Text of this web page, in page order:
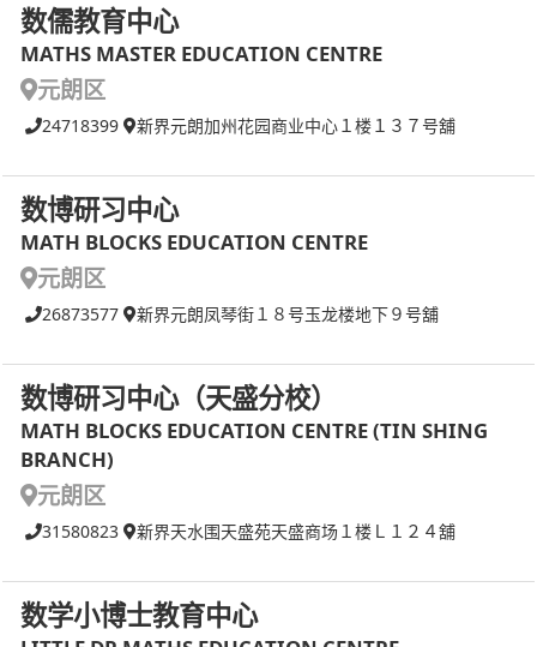
数儒教育中心
MATHS MASTER EDUCATION CENTRE
元朗区
24718399 新界元朗加州花园商业中心１楼１３７号舖
数博研习中心
MATH BLOCKS EDUCATION CENTRE
元朗区
26873577 新界元朗凤琴街１８号玉龙楼地下９号舖
数博研习中心（天盛分校）
MATH BLOCKS EDUCATION CENTRE (TIN SHING
BRANCH)
元朗区
31580823 新界天水围天盛苑天盛商场１楼Ｌ１２４舖
数学小博士教育中心